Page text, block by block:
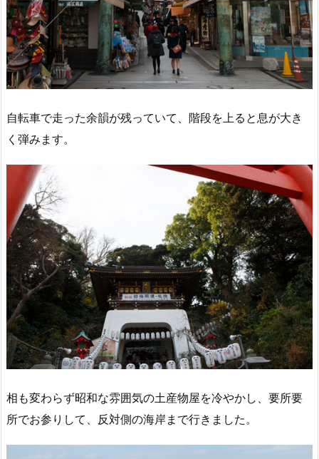
自転車で走った余韻が残っていて、階段を上ると息が大き
く弾みます。
相も変わらず昭和な雰囲気の土産物屋を冷やかし、要所要
所でお参りして、反対側の海岸まで行きました。